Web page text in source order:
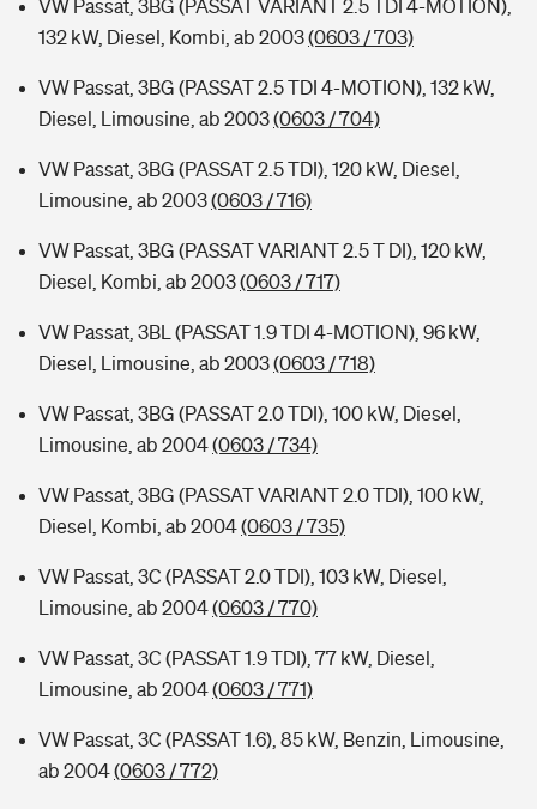
VW Passat, 3BG (PASSAT VARIANT 2.5 TDI 4-MOTION),
132 kW, Diesel, Kombi, ab 2003(0603 / 703)
VW Passat, 3BG (PASSAT 2.5 TDI 4-MOTION), 132 kW,
Diesel, Limousine, ab 2003(0603 / 704)
VW Passat, 3BG (PASSAT 2.5 TDI), 120 kW, Diesel,
Limousine, ab 2003(0603 / 716)
VW Passat, 3BG (PASSAT VARIANT 2.5 T DI), 120 kW,
Diesel, Kombi, ab 2003(0603 / 717)
VW Passat, 3BL (PASSAT 1.9 TDI 4-MOTION), 96 kW,
Diesel, Limousine, ab 2003(0603 / 718)
VW Passat, 3BG (PASSAT 2.0 TDI), 100 kW, Diesel,
Limousine, ab 2004(0603 / 734)
VW Passat, 3BG (PASSAT VARIANT 2.0 TDI), 100 kW,
Diesel, Kombi, ab 2004(0603 / 735)
VW Passat, 3C (PASSAT 2.0 TDI), 103 kW, Diesel,
Limousine, ab 2004(0603 / 770)
VW Passat, 3C (PASSAT 1.9 TDI), 77 kW, Diesel,
Limousine, ab 2004(0603 / 771)
VW Passat, 3C (PASSAT 1.6), 85 kW, Benzin, Limousine,
ab 2004(0603 / 772)